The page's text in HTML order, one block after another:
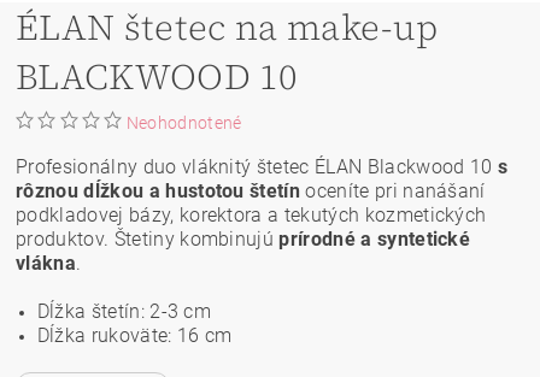
ÉLAN štetec na make-up
BLACKWOOD 10
Neohodnotené
Profesionálny duo vláknitý štetec ÉLAN Blackwood 10 s
rôznou dĺžkou a hustotou štetín oceníte pri nanášaní
podkladovej bázy, korektora a tekutých kozmetických
produktov. Štetiny kombinujú prírodné a syntetické
vlákna.
Dĺžka štetín: 2-3 cm
Dĺžka rukoväte: 16 cm